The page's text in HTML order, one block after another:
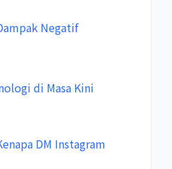
Negatif
di Masa Kini
DM Instagram